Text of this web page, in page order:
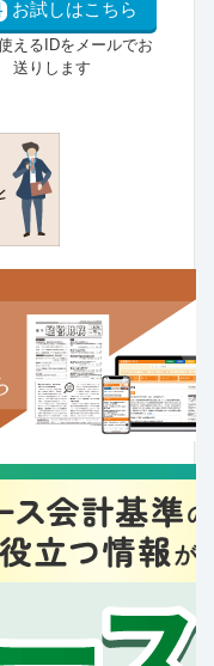
お試しはこちら
えるIDをメールでお
送りします